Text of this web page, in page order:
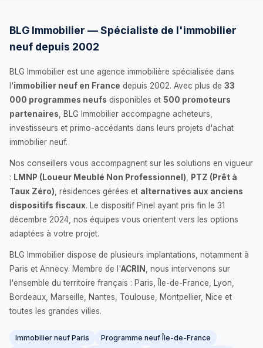
BLG Immobilier — Spécialiste de l'immobilier
neuf depuis 2002
BLG Immobilier est une agence immobilière spécialisée dans
l'immobilier neuf en France depuis 2002. Avec plus de 33
000 programmes neufs disponibles et 500 promoteurs
partenaires , BLG Immobilier accompagne acheteurs,
investisseurs et primo-accédants dans leurs projets d'achat
immobilier neuf.
Nos conseillers vous accompagnent sur les solutions en vigueur
: LMNP (Loueur Meublé Non Professionnel)
PTZ (Prêt à
Taux Zéro) , résidences gérées et alternatives aux anciens
dispositifs fiscaux. Le dispositif Pinel ayant pris fin le 31
décembre 2024, nos équipes vous orientent vers les options
adaptées à votre projet.
BLG Immobilier dispose de plusieurs implantations, notamment à
Paris et Annecy. Membre de l'ACRIN
, nous intervenons sur
l'ensemble du territoire français : Paris, Île-de-France, Lyon,
Bordeaux, Marseille, Nantes, Toulouse, Montpellier, Nice et
toutes les grandes villes.
Immobilier neuf Paris
Programme neuf Île-de-France